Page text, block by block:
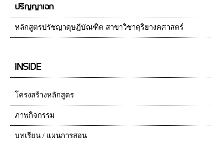
ปริญญาเอก
หลักสูตรปรัชญาดุษฎีบัณฑิต สาขาวิชาดุริยางคศาสตร์
INSIDE
โครงสร้างหลักสูตร
ภาพกิจกรรม
บทเรียน / แผนการสอน